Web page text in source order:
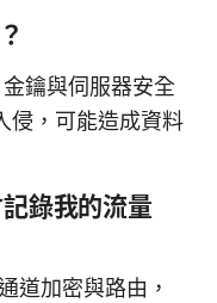
鑰與伺服器安全
侵，可能造成資料
錄我的流量
道加密與路由，